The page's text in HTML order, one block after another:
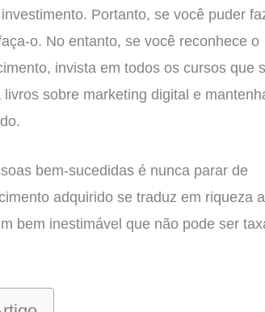
Portanto, se você puder
o. No entanto, se você reconhece o
invista em todos os cursos que
sobre marketing digital e
bem-sucedidas é nunca parar de
adquirido se traduz em riqueza
bem inestimável que não pode ser